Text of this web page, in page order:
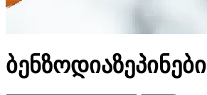
ბენზოდიაზეპინები